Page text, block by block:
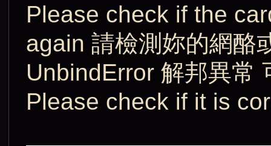
Please check if the
again 請檢測妳的網酪
UnbindError 解邦異常
Please check if it is